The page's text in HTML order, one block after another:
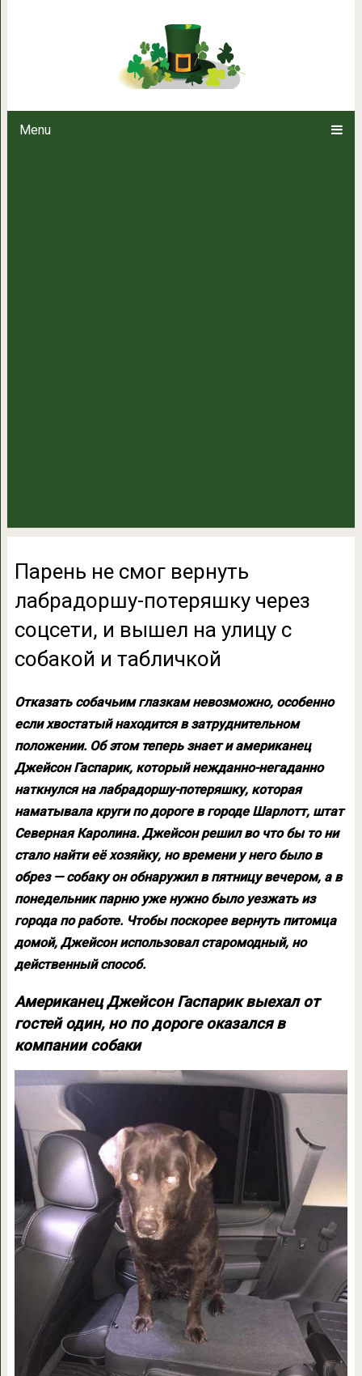
Menu
Парень не смог вернуть
соцсети, и вышел на
Парень не смог вернуть
лабрадоршу-потеряшку через
соцсети, и вышел на улицу с
собакой и табличкой
Отказать собачьим глазкам невозможно, особенно
если хвостатый находится в затруднительном
положении. Об этом теперь знает и американец
Джейсон Гаспарик, который нежданно-негаданно
наткнулся на лабрадоршу-потеряшку, которая
наматывала круги по дороге в городе Шарлотт, штат
Северная Каролина. Джейсон решил во что бы то ни
стало найти её хозяйку, но времени у него было в
обрез — собаку он обнаружил в пятницу вечером, а в
понедельник парню уже нужно было уезжать из
города по работе. Чтобы поскорее вернуть питомца
домой, Джейсон использовал старомодный, но
действенный способ.
Американец Джейсон Гаспарик выехал от
гостей один, но по дороге оказался в
компании собаки